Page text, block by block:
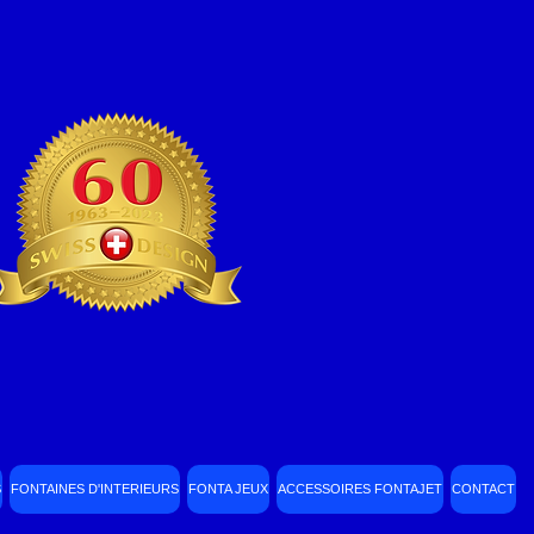
FONTAINES D'INTERIEURS FONTA JEUX ACCESSOIRES FONTAJET CONTACT